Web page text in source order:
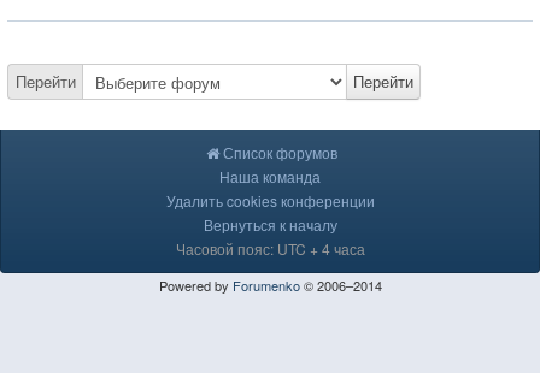
Перейти Перейти
Список форумов
Наша команда
Удалить cookies конференции
Вернуться к началу
Часовой пояс: UTC + 4 часа
Powered by Forumenko© 2006–2014